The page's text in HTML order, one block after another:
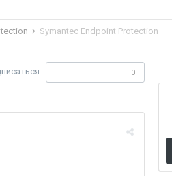
Symantec Endpoint Protection
0